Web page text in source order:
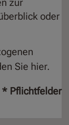
zur
oder
Sie hier.
* Pflichtfelder